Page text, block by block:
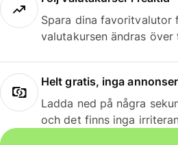
Spara dina favoritvalutor
valutakursen ändras över
Helt gratis, inga annonser
Ladda ned på några
och det finns inga